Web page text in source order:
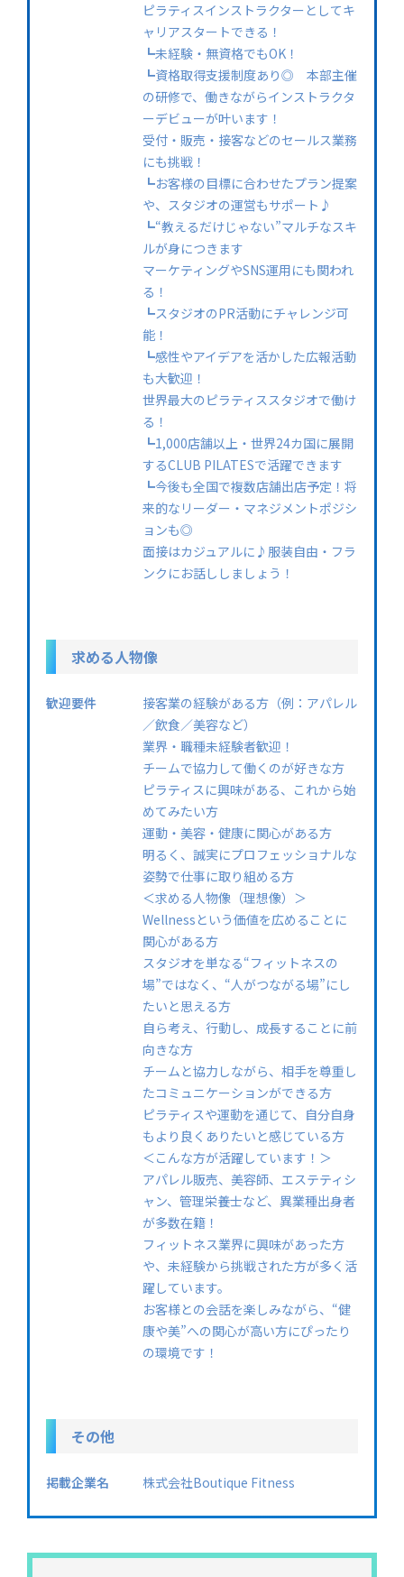
ピラティスインストラクターとしてキ
ャリアスタートできる！
┗未経験・無資格でもOK！
┗資格取得支援制度あり◎ 本部主催
の研修で、働きながらインストラクタ
ーデビューが叶います！
受付・販売・接客などのセールス業務
にも挑戦！
┗お客様の目標に合わせたプラン提案
や、スタジオの運営もサポート♪
┗“教えるだけじゃない”マルチなスキ
ルが身につきます
マーケティングやSNS運用にも関われ
る！
┗スタジオのPR活動にチャレンジ可
能！
┗感性やアイデアを活かした広報活動
も大歓迎！
世界最大のピラティススタジオで働け
る！
┗1,000店舗以上・世界24カ国に展開
するCLUB PILATESで活躍できます
┗今後も全国で複数店舗出店予定！将
来的なリーダー・マネジメントポジシ
ョンも◎
面接はカジュアルに♪服装自由・フラ
ンクにお話ししましょう！
求める人物像
歓迎要件
接客業の経験がある方（例：アパレル
／飲食／美容など）
業界・職種未経験者歓迎！
チームで協力して働くのが好きな方
ピラティスに興味がある、これから始
めてみたい方
運動・美容・健康に関心がある方
明るく、誠実にプロフェッショナルな
姿勢で仕事に取り組める方
＜求める人物像（理想像）＞
Wellnessという価値を広めることに
関心がある方
スタジオを単なる“フィットネスの
場”ではなく、“人がつながる場”にし
たいと思える方
自ら考え、行動し、成長することに前
向きな方
チームと協力しながら、相手を尊重し
たコミュニケーションができる方
ピラティスや運動を通じて、自分自身
もより良くありたいと感じている方
＜こんな方が活躍しています！＞
アパレル販売、美容師、エステティシ
ャン、管理栄養士など、異業種出身者
が多数在籍！
フィットネス業界に興味があった方
や、未経験から挑戦された方が多く活
躍しています。
お客様との会話を楽しみながら、“健
康や美”への関心が高い方にぴったり
の環境です！
その他
掲載企業名 株式会社Boutique Fitness